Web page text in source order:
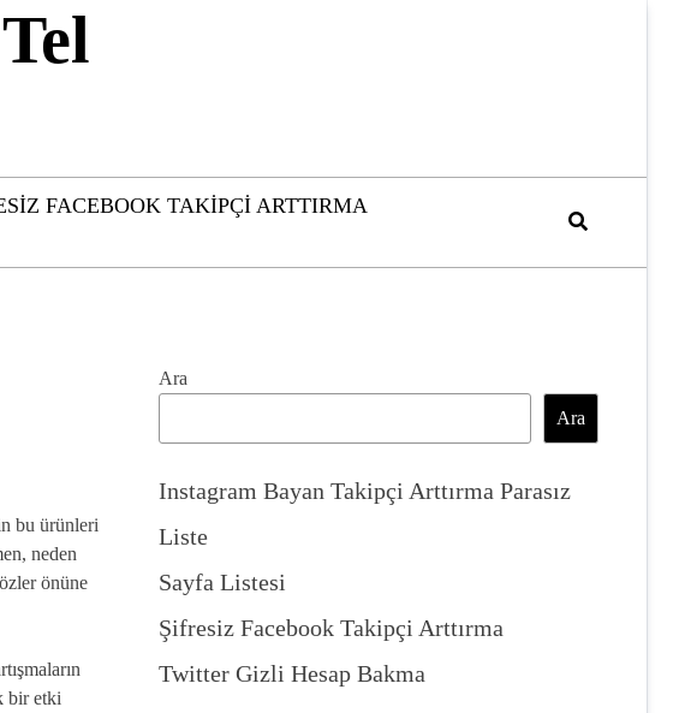
FACEBOOK TAKIPÇI ARTTIRMA
bu ürünleri
neden
önüne
bir etki
Ara
Ara
Instagram Bayan Takipçi Arttırma Parasız
Liste
Sayfa Listesi
Şifresiz Facebook Takipçi Arttırma
Twitter Gizli Hesap Bakma